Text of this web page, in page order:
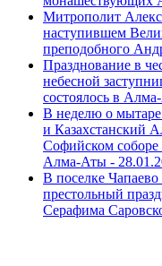
Митрополит
наступившем
преподобного
Празднование в
небесной
состоялось в
В неделю о
и Казахстанский
Софийском
Алма-Аты -
В поселке
престольный
Серафима